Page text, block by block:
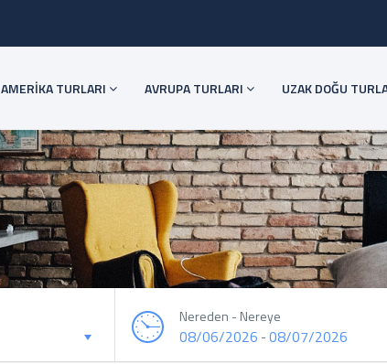
AMERİKA TURLARI AVRUPA TURLARI UZAK DOĞU
Nereden - Nereye
08/06/2026 -08/07/2026